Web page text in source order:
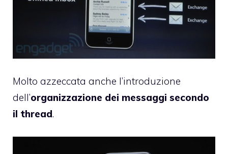
Molto azzeccata anche l’introduzione
dell’organizzazione dei messaggi secondo
il thread.